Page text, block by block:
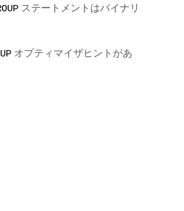
ステートメントはバイナリ
オプティマイザヒントがあ